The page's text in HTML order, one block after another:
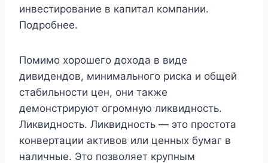
инвестирование в капитал компании.
Подробнее.
Помимо хорошего дохода в виде
дивидендов, минимального риска и общей
стабильности цен, они также
демонстрируют огромную ликвидность.
Ликвидность. Ликвидность — это простота
конвертации активов или ценных бумаг в
наличные. Это позволяет крупным